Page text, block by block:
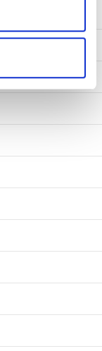
met andere
ze hebben
services.